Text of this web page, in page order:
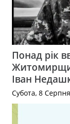
Понад рік
Іван
Субота, 8